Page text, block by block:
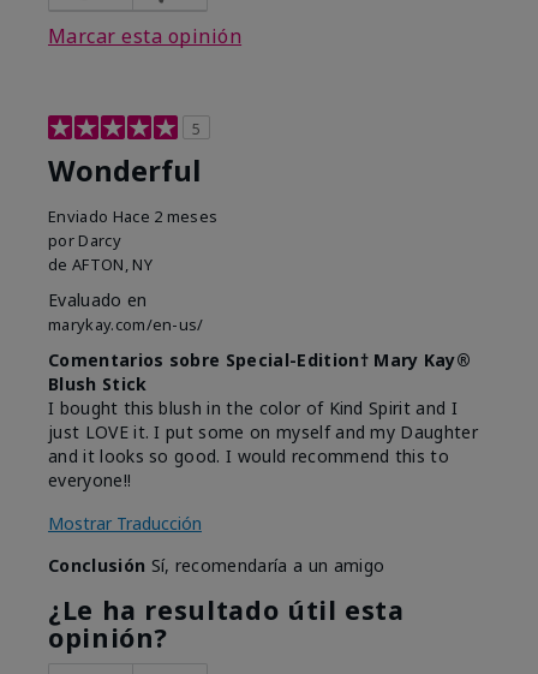
Marcar esta opinión
5
Wonderful
Enviado Hace 2 meses
por Darcy
de AFTON, NY
Evaluado en
marykay.com/en-us/
Comentarios sobre Special-Edition† Mary Kay®
Blush Stick
I bought this blush in the color of Kind Spirit and I
just LOVE it. I put some on myself and my Daughter
and it looks so good. I would recommend this to
everyone!!
Mostrar Traducción
Conclusión Sí, recomendaría a un amigo
¿Le ha resultado útil esta
opinión?